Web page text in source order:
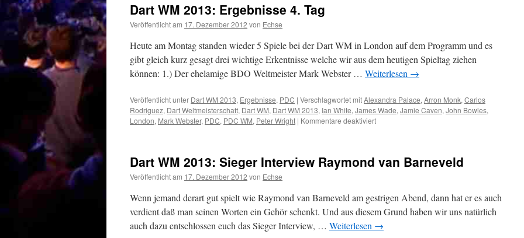
PDC
Dart
Weltmeisterschaft
2013
Dart WM 2013: Ergebnisse 4. Tag
Veröffentlicht am 17. Dezember 2012 von Echse
Heute am Montag standen wieder 5 Spiele bei der Dart WM in London auf dem Programm und es
gibt gleich kurz gesagt drei wichtige Erkentnisse welche wir aus dem heutigen Spieltag ziehen
können: 1.) Der ehelamige BDO Weltmeister Mark Webster … Weiterlesen →
Veröffentlicht unter Dart WM 2013, Ergebnisse, PDC | Verschlagwortet mitAlexandra Palace, Arron Monk, Carlos
Rodriguez, Dart Weltmeisterschaft, Dart WM, Dart WM 2013, Ian White, James Wade, Jamie Caven, John Bowles,
London, Mark Webster, PDC, PDC WM, Peter Wright | Kommentare deaktiviertfür
Ergebnisse
Dart WM 2013: Sieger Interview Raymond van Barneveld
Veröffentlicht am 17. Dezember 2012 von Echse
Wenn jemand derart gut spielt wie Raymond van Barneveld am gestrigen Abend, dann hat er es auch
verdient daß man seinen Worten ein Gehör schenkt. Und aus diesem Grund haben wir uns natürlich
auch dazu entschlossen euch das Sieger Interview, … Weiterlesen →